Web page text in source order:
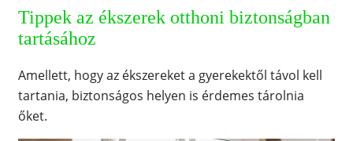
Tippek az ékszerek otthoni biztonságban
tartásához
Amellett, hogy az ékszereket a gyerekektől távol kell
tartania, biztonságos helyen is érdemes tárolnia
őket.